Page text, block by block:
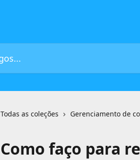
Todas as coleções Gerenciamento de
Como faço para